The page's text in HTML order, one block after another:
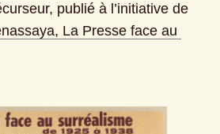
publié à l’initiative de
La Presse face au